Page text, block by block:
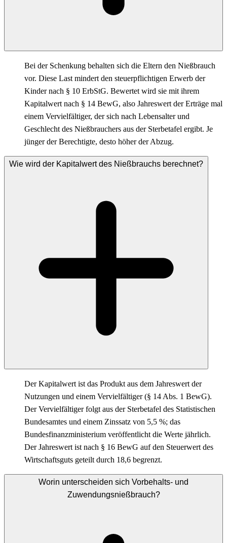
Bei der Schenkung behalten sich die Eltern den Nießbrauch
vor. Diese Last mindert den steuerpflichtigen Erwerb der
Kinder nach § 10 ErbStG. Bewertet wird sie mit ihrem
Kapitalwert nach § 14 BewG, also Jahreswert der Erträge mal
einem Vervielfältiger, der sich nach Lebensalter und
Geschlecht des Nießbrauchers aus der Sterbetafel ergibt. Je
jünger der Berechtigte, desto höher der Abzug.
Wie wird der Kapitalwert des Nießbrauchs berechnet?
Der Kapitalwert ist das Produkt aus dem Jahreswert der
Nutzungen und einem Vervielfältiger (§ 14 Abs. 1 BewG).
Der Vervielfältiger folgt aus der Sterbetafel des Statistischen
Bundesamtes und einem Zinssatz von 5,5 %; das
Bundesfinanzministerium veröffentlicht die Werte jährlich.
Der Jahreswert ist nach § 16 BewG auf den Steuerwert des
Wirtschaftsguts geteilt durch 18,6 begrenzt.
Worin unterscheiden sich Vorbehalts- und
Zuwendungsnießbrauch?